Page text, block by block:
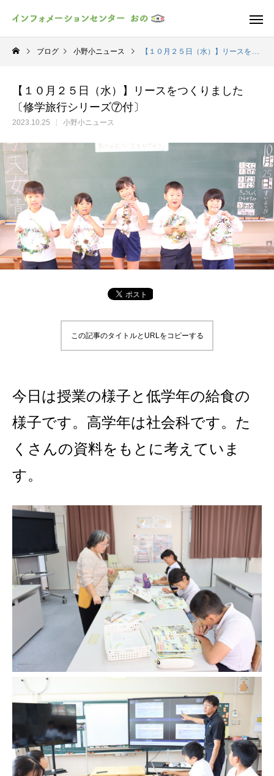
ブログ 小野小ニュース 【１０月２５日（水）】リースをつくりました〔修学旅行シリーズ⑦付〕
【１０月２５日（水）】リースをつくりました
〔修学旅行シリーズ⑦付〕
2023.10.25 小野小ニュース
この記事のタイトルとURLをコピーする
今日は授業の様子と低学年の給食の
様子です。高学年は社会科です。た
くさんの資料をもとに考えていま
す。